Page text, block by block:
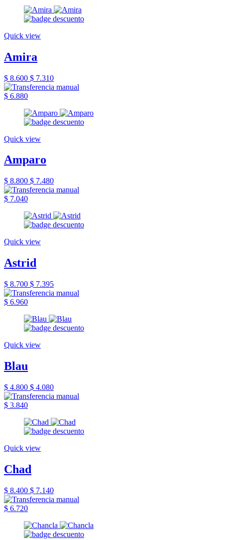
Quick view
Amira
$ 8.600 $ 7.310
$ 6.880
Quick view
Amparo
$ 8.800 $ 7.480
$ 7.040
Quick view
Astrid
$ 8.700 $ 7.395
$ 6.960
Quick view
Blau
$ 4.800 $ 4.080
$ 3.840
Quick view
Chad
$ 8.400 $ 7.140
$ 6.720